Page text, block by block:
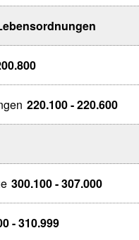
220.100 - 220.600
300.100 - 307.000
- 310.999